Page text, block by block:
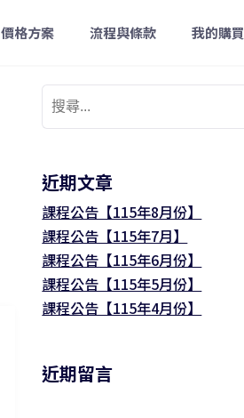
價格方案 流程與條款 我的購買
搜
尋
字:
近期文章
課程公告【115年8月份】
課程公告【115年7月】
課程公告【115年6月份】
課程公告【115年5月份】
課程公告【115年4月份】
近期留言